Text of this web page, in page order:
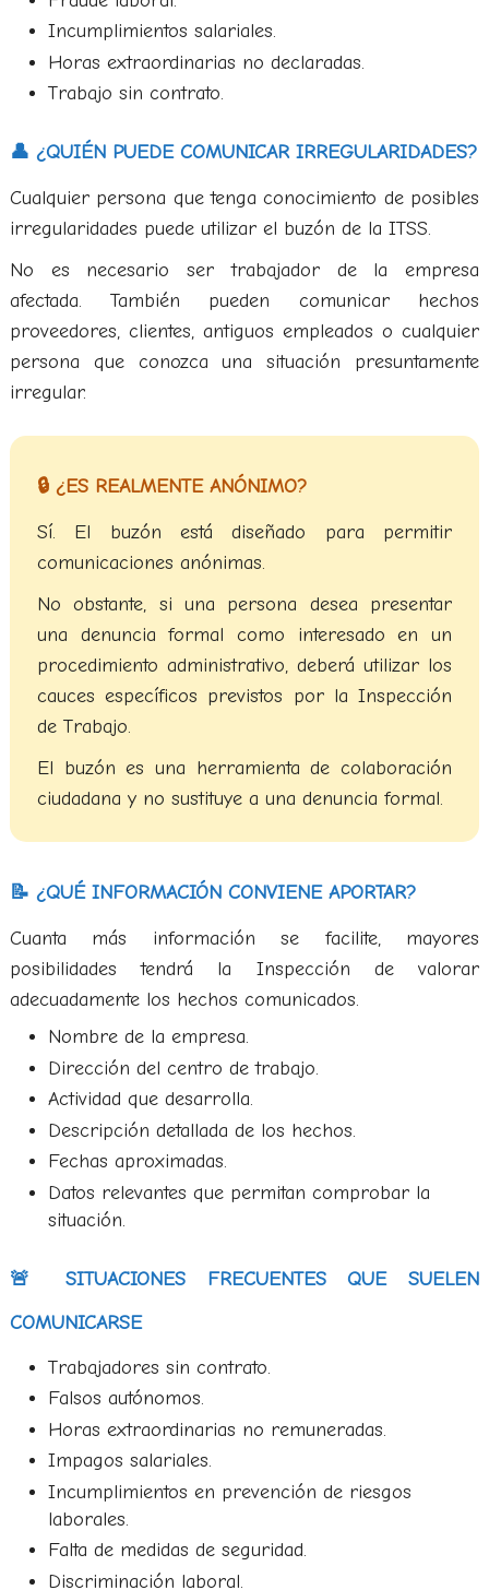
Incumplimientos salariales.
Horas extraordinarias no declaradas.
Trabajo sin contrato.
👤 ¿QUIÉN PUEDE COMUNICAR IRREGULARIDADES?
Cualquier persona que tenga conocimiento de posibles
irregularidades puede utilizar el buzón de la ITSS.
No es necesario ser trabajador de la empresa
afectada. También pueden comunicar hechos
proveedores, clientes, antiguos empleados o cualquier
persona que conozca una situación presuntamente
irregular.
🔒 ¿ES REALMENTE ANÓNIMO?
Sí. El buzón está diseñado para permitir
comunicaciones anónimas.
No obstante, si una persona desea presentar
una denuncia formal como interesado en un
procedimiento administrativo, deberá utilizar los
cauces específicos previstos por la Inspección
de Trabajo.
El buzón es una herramienta de colaboración
ciudadana y no sustituye a una denuncia formal.
📝 ¿QUÉ INFORMACIÓN CONVIENE APORTAR?
Cuanta más información se facilite, mayores
posibilidades tendrá la Inspección de valorar
adecuadamente los hechos comunicados.
Nombre de la empresa.
Dirección del centro de trabajo.
Actividad que desarrolla.
Descripción detallada de los hechos.
Fechas aproximadas.
Datos relevantes que permitan comprobar la
situación.
🚨 SITUACIONES FRECUENTES QUE SUELEN
COMUNICARSE
Trabajadores sin contrato.
Falsos autónomos.
Horas extraordinarias no remuneradas.
Impagos salariales.
Incumplimientos en prevención de riesgos
laborales.
Falta de medidas de seguridad.
Discriminación laboral.